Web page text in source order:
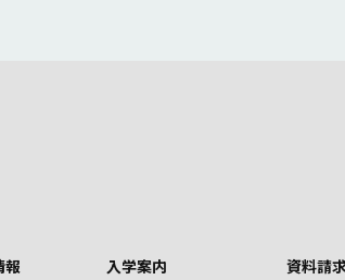
報
入学案内
資料請